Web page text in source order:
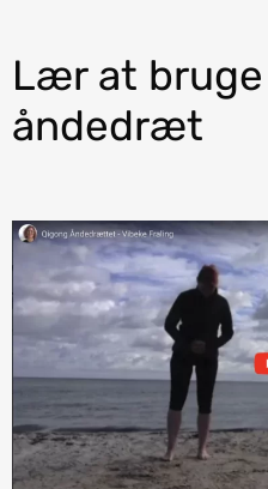
Lær at
åndedræt